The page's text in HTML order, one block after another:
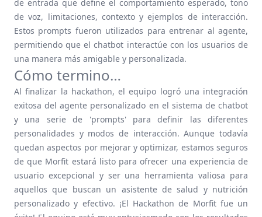
de entrada que define el comportamiento esperado, tono
de voz, limitaciones, contexto y ejemplos de interacción.
Estos prompts fueron utilizados para entrenar al agente,
permitiendo que el chatbot interactúe con los usuarios de
una manera más amigable y personalizada.
Cómo termino…
Al finalizar la hackathon, el equipo logró una integración
exitosa del agente personalizado en el sistema de chatbot
y una serie de 'prompts' para definir las diferentes
personalidades y modos de interacción. Aunque todavía
quedan aspectos por mejorar y optimizar, estamos seguros
de que Morfit estará listo para ofrecer una experiencia de
usuario excepcional y ser una herramienta valiosa para
aquellos que buscan un asistente de salud y nutrición
personalizado y efectivo. ¡El Hackathon de Morfit fue un